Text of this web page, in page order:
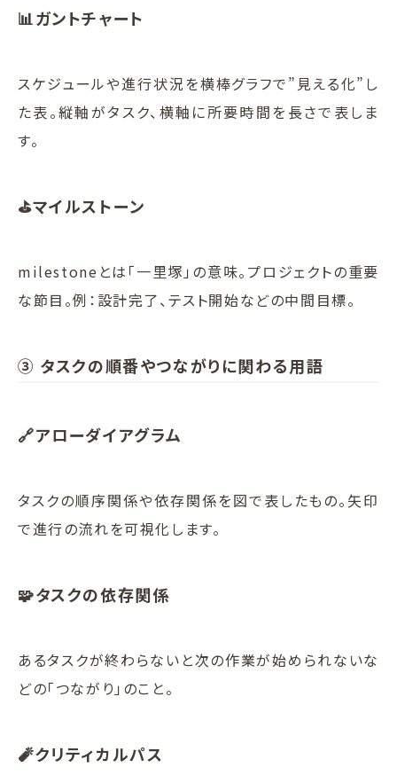
📊ガントチャート
スケジュールや進行状況を横棒グラフで”見える化”し
た表。縦軸がタスク、横軸に所要時間を長さで表しま
す。
⛳️マイルストーン
milestoneとは「一里塚」の意味。プロジェクトの重要
な節目。例：設計完了、テスト開始などの中間目標。
③ タスクの順番やつながりに関わる用語
🔗アローダイアグラム
タスクの順序関係や依存関係を図で表したもの。矢印
で進行の流れを可視化します。
🧩タスクの依存関係
あるタスクが終わらないと次の作業が始められないな
どの「つながり」のこと。
🧨クリティカルパス